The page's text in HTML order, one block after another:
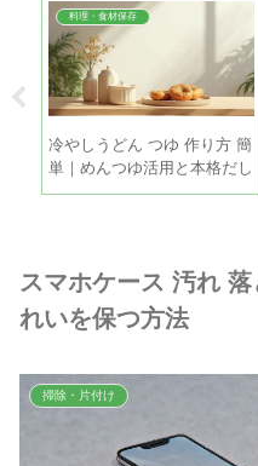
料理・食材保存
冷やしうどん つゆ 作り方 簡
単｜めんつゆ活用と本格だし
を5分で
スマホケース 汚れ
れいを保つ方法
掃除・片付け